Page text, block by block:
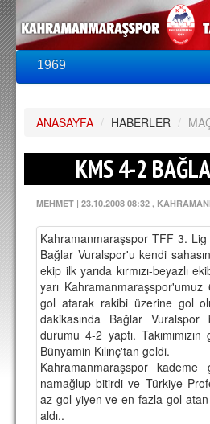
1969
PUAN DURUMU
FİKSTÜR
KADRO
A TAKIM KADROSU
TEKNİK KADRO
TRANSFERLER
TARAFTAR
BİLETLER
DEPLASMAN
LİSANSLI ÜRÜNLER
ANASAYFA / HABERLER /
KMS 4-2
MEHMET | 23.10.2008 08:32 ,
Kahramanmaraşspor TFF 3. Lig
Bağlar Vuralspor'u kendi
ekip ilk yarıda kırmızı-beyazlı
yarı
gol atarak rakibi üzerine gol
dakikasında Bağlar
durumu 4-2 yaptı.
Bünyamin Kılınç'tan geldi.
Kahramanmaraşspor kademe
namağlup bitirdi ve Türkiye
az gol yiyen ve en fazla gol atan
aldı..